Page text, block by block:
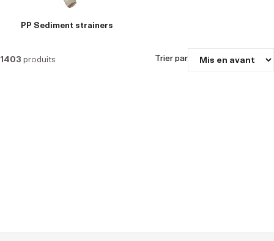
PP Sediment strainers
1403 produits Trier par